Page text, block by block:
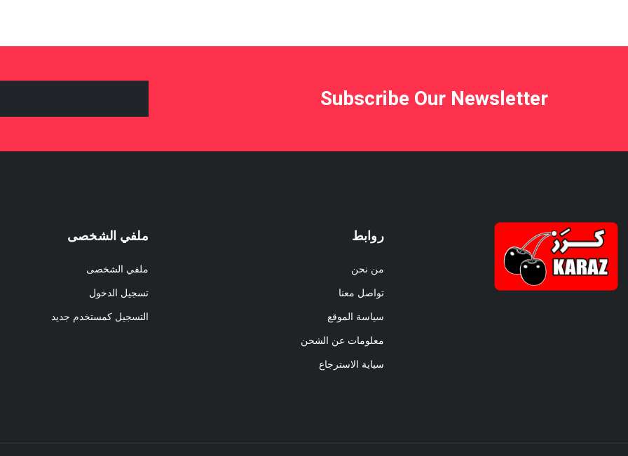
Subscribe Our Newsletter
روابط
من نحن
تواصل معنا
سياسة الموقع
معلومات عن الشحن
سياية الاسترجاع
ملفي الشخصى
ملفي الشخصى
تسجيل الدخول
التسجيل كمستخدم جديد